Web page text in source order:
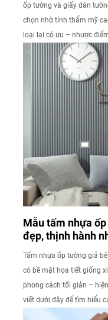
ốp tường và giấy dán
chọn nhờ tính thẩm mỹ
loại lại có ưu – nhược
Mẫu tấm nhựa
đẹp, thịnh hành
Tấm nhựa ốp tường giả
có bề mặt họa tiết giống
phong cách tối giản –
viết dưới đây để tìm hiểu